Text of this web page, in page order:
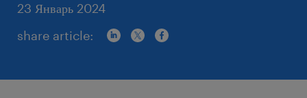
23 Январь 2024
share article: